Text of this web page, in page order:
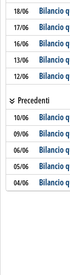
18/06 Bilancio
17/06 Bilancio
16/06 Bilancio
13/06 Bilancio
12/06 Bilancio
Precedenti
10/06 Bilancio
09/06 Bilancio
06/06 Bilancio
05/06 Bilancio
04/06 Bilancio